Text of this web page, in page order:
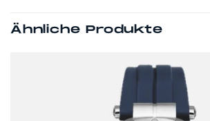
Ähnliche Produkte